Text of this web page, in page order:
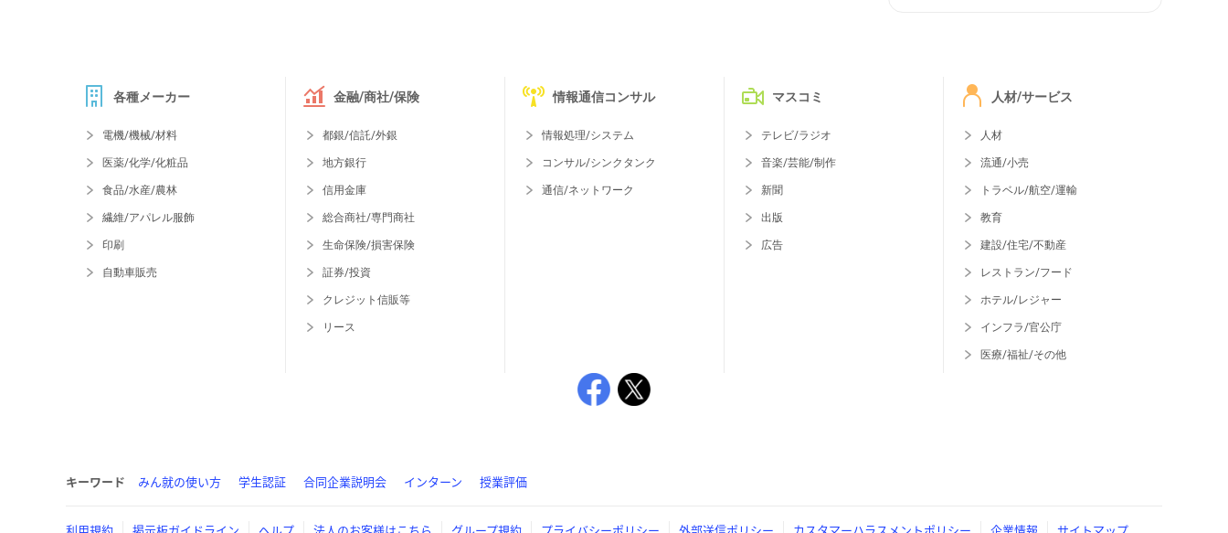
各種メーカー
電機/機械/材料
医薬/化学/化粧品
食品/水産/農林
繊維/アパレル服飾
印刷
自動車販売
金融/商社/保険
都銀/信託/外銀
地方銀行
信用金庫
総合商社/専門商社
生命保険/損害保険
証券/投資
クレジット信販等
リース
情報通信コンサル
情報処理/システム
コンサル/シンクタンク
通信/ネットワーク
マスコミ
テレビ/ラジオ
音楽/芸能/制作
新聞
出版
広告
人材/サービス
人材
流通/小売
トラベル/航空/運輸
教育
建設/住宅/不動産
レストラン/フード
ホテル/レジャー
インフラ/官公庁
医療/福祉/その他
キーワード みん就の使い方 学生認証 合同企業説明会 インターン 授業評価